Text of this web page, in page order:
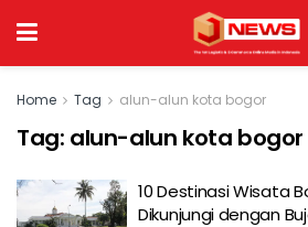
Home Tag alun-alun kota bogor
Tag: alun-alun kota bogor
10 Destinasi Wisata
Dikunjungi dengan